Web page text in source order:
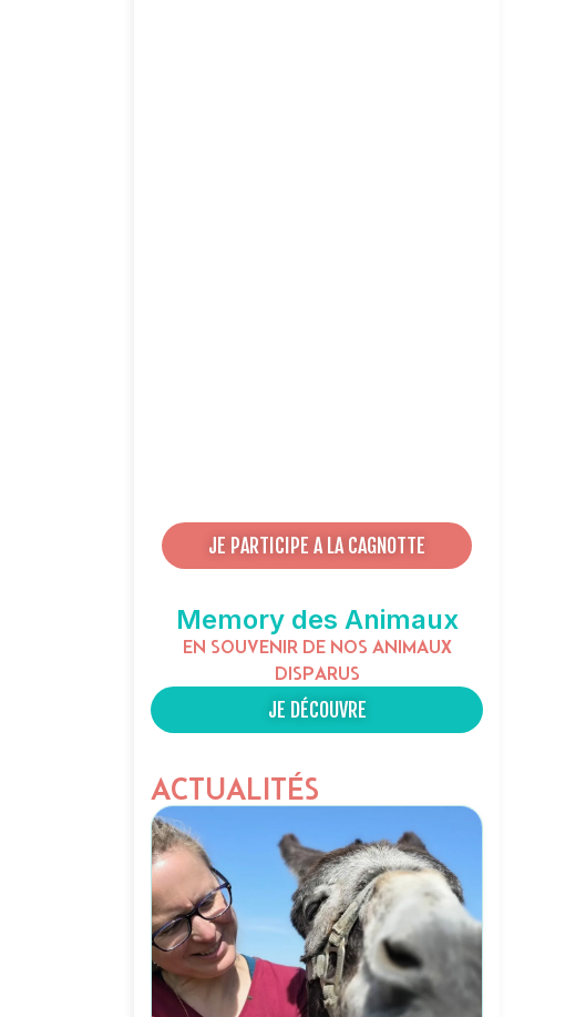
JE PARTICIPE A LA CAGNOTTE
Memory des Animaux
EN SOUVENIR DE NOS ANIMAUX
DISPARUS
JE DÉCOUVRE
ACTUALITÉS